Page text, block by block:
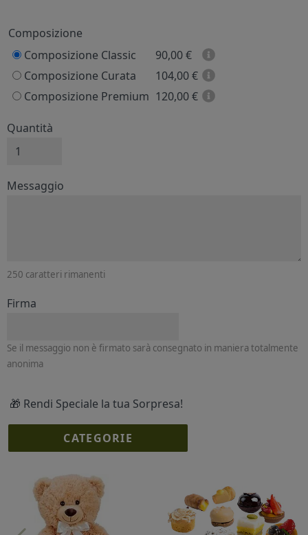
Prezzo
Composizione
Composizione Classic
90,00€
Composizione Curata
104,00€
Composizione Premium 120,00€
Quantità
Messaggio e firma
Messaggio
250 caratteri rimanenti
Firma
Se il messaggio non è firmato sarà consegnato in maniera totalmente
anonima
🎁 Rendi Speciale la tua Sorpresa!
CATEGORIE
I più scelti
Profumi Collane Lussoni®